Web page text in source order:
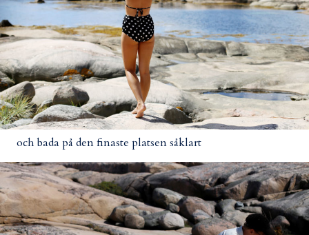
och bada på den finaste platsen såklart